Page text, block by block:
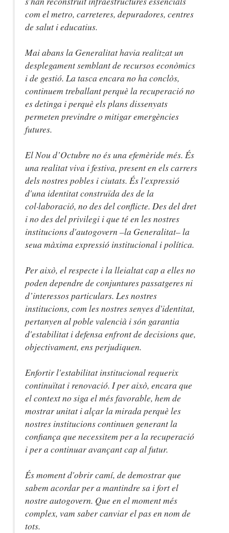
com el metro, carreteres, depuradores, centres
de salut i educatius.
Mai abans la Generalitat havia realitzat un
desplegament semblant de recursos econòmics
i de gestió. La tasca encara no ha conclòs,
continuem treballant perquè la recuperació no
es detinga i perquè els plans dissenyats
permeten previndre o mitigar emergències
futures.
El Nou d’Octubre no és una efemèride més. És
una realitat viva i festiva, present en els carrers
dels nostres pobles i ciutats. És l'expressió
d'una identitat construïda des de la
col·laboració, no des del conflicte. Des del dret
i no des del privilegi i que té en les nostres
institucions d'autogovern –la Generalitat– la
seua màxima expressió institucional i política.
Per això, el respecte i la lleialtat cap a elles no
poden dependre de conjuntures passatgeres ni
d’interessos particulars. Les nostres
institucions, com les nostres senyes d'identitat,
pertanyen al poble valencià i són garantia
d'estabilitat i defensa enfront de decisions que,
objectivament, ens perjudiquen.
Enfortir l'estabilitat institucional requerix
continuïtat i renovació. I per això, encara que
el context no siga el més favorable, hem de
mostrar unitat i alçar la mirada perquè les
nostres institucions continuen generant la
confiança que necessitem per a la recuperació
i per a continuar avançant cap al futur.
És moment d'obrir camí, de demostrar que
sabem acordar per a mantindre sa i fort el
nostre autogovern. Que en el moment més
complex, vam saber canviar el pas en nom de
tots.